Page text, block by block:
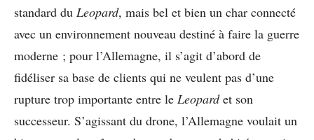
standard du Leopard, mais bel et bien un char connecté
avec un environnement nouveau destiné à faire la guerre
moderne ; pour l’Allemagne, il s’agit d’abord de
fidéliser sa base de clients qui ne veulent pas d’une
rupture trop importante entre le Leopardet son
successeur. S’agissant du drone, l’Allemagne voulait un